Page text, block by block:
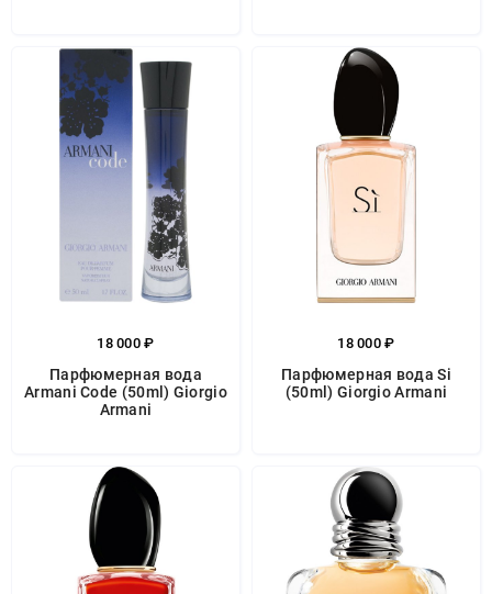
18 000 ₽
Парфюмерная вода
Armani Code (50ml) Giorgio
Armani
18 000 ₽
Парфюмерная вода Si
(50ml) Giorgio Armani